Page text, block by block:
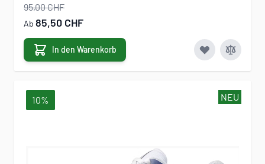
95,00 CHF
Ab 85,50 CHF
In den Warenkorb
NEU
10%